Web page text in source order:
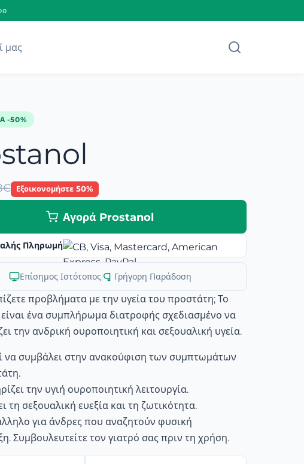
μας
-50%
Εξοικονομήστε 50%
Αγορά Prostanol
Πληρωμή
Επίσημος Ιστότοπος| Γρήγορη Παράδοση
προβλήματα με την υγεία του προστάτη; Το
ένα συμπλήρωμα διατροφής σχεδιασμένο να
την ανδρική ουροποιητική και σεξουαλική υγεία.
να συμβάλει στην ανακούφιση των συμπτωμάτων
την υγιή ουροποιητική λειτουργία.
τη σεξουαλική ευεξία και τη ζωτικότητα.
για άνδρες που αναζητούν φυσική
Συμβουλευτείτε τον γιατρό σας πριν τη χρήση.